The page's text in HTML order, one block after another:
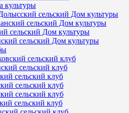
культуры
сельский Дом культуры
сельский Дом культуры
сельский Дом культуры
сельский Дом культуры
сельский клуб
сельский клуб
сельский клуб
сельский клуб
сельский клуб
сельский клуб